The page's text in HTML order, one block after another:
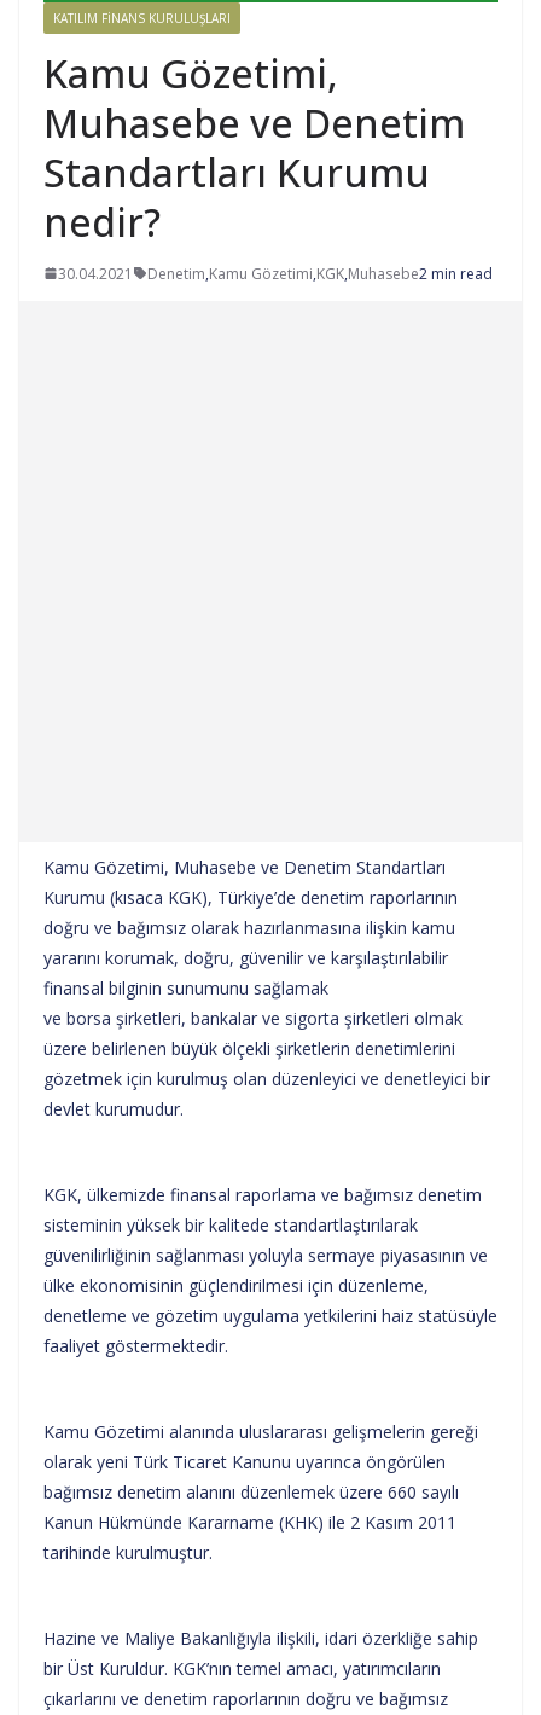
KATILIM FINANS KURULUŞLARI
Kamu Gözetimi,
Muhasebe ve Denetim
Standartları Kurumu
nedir?
30.04.2021 Denetim,Kamu Gözetimi,KGK,Muhasebe2 min read
Kamu Gözetimi, Muhasebe ve Denetim Standartları
Kurumu (kısaca KGK), Türkiye’de denetim raporlarının
doğru ve bağımsız olarak hazırlanmasına ilişkin kamu
yararını korumak, doğru, güvenilir ve karşılaştırılabilir
finansal bilginin sunumunu sağlamak
ve borsa şirketleri, bankalar ve sigorta şirketleri olmak
üzere belirlenen büyük ölçekli şirketlerin denetimlerini
gözetmek için kurulmuş olan düzenleyici ve denetleyici bir
devlet kurumudur.
KGK, ülkemizde finansal raporlama ve bağımsız denetim
sisteminin yüksek bir kalitede standartlaştırılarak
güvenilirliğinin sağlanması yoluyla sermaye piyasasının ve
ülke ekonomisinin güçlendirilmesi için düzenleme,
denetleme ve gözetim uygulama yetkilerini haiz statüsüyle
faaliyet göstermektedir.
Kamu Gözetimi alanında uluslararası gelişmelerin gereği
olarak yeni Türk Ticaret Kanunu uyarınca öngörülen
bağımsız denetim alanını düzenlemek üzere 660 sayılı
Kanun Hükmünde Kararname (KHK) ile 2 Kasım 2011
tarihinde kurulmuştur.
Hazine ve Maliye Bakanlığıyla ilişkili, idari özerkliğe sahip
bir Üst Kuruldur. KGK’nın temel amacı, yatırımcıların
çıkarlarını ve denetim raporlarının doğru ve bağımsız